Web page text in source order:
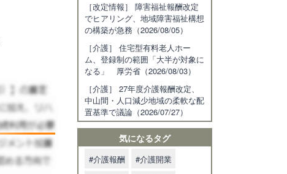
［改定情報］ 障害福祉報酬改定
でヒアリング、地域障害福祉構想
の構築が急務（2026/08/05）
［介護］ 住宅型有料老人ホー
ム、登録制の範囲「大半が対象に
なる」 厚労省（2026/08/03）
［介護］ 27年度介護報酬改定、
中山間・人口減少地域の柔軟な配
置基準で議論（2026/07/27）
気になるタグ
#介護報酬
#介護開業